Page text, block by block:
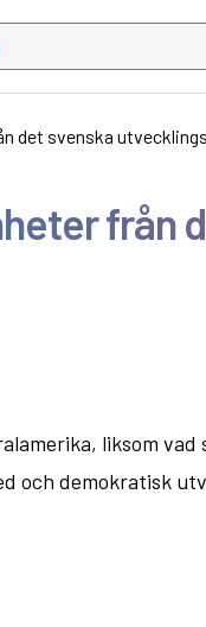
kommer att visas i en
det svenska
från
liksom
och demokratisk